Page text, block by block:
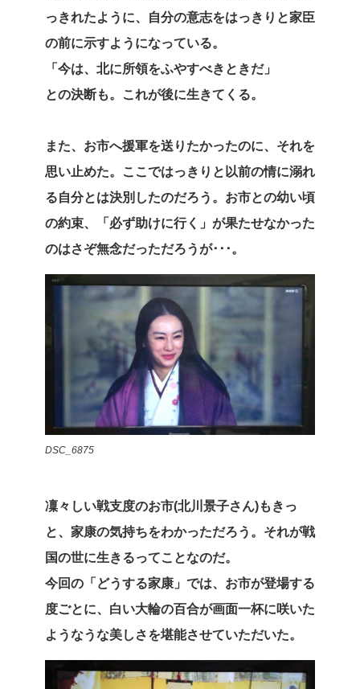
っきれたように、自分の意志をはっきりと家臣
の前に示すようになっている。
「今は、北に所領をふやすべきときだ」
との決断も。これが後に生きてくる。
また、お市へ援軍を送りたかったのに、それを
思い止めた。ここではっきりと以前の情に溺れ
る自分とは決別したのだろう。お市との幼い頃
の約束、「必ず助けに行く」が果たせなかった
のはさぞ無念だっただろうが･･･。
DSC_6875
凜々しい戦支度のお市(北川景子さん)もきっ
と、家康の気持ちをわかっただろう。それが戦
国の世に生きるってことなのだ。
今回の「どうする家康」では、お市が登場する
度ごとに、白い大輪の百合が画面一杯に咲いた
ようなうな美しさを堪能させていただいた。